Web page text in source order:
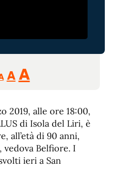
Reducir
tamaño
A Restablecer
de
fuente
AAumentar
de
fuente.
2019, alle ore 18:00,
di Isola del Liri, è
all’età di 90 anni,
, vedova Belfiore. I
ieri a San